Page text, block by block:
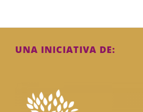
UNA INICIATIVA DE: